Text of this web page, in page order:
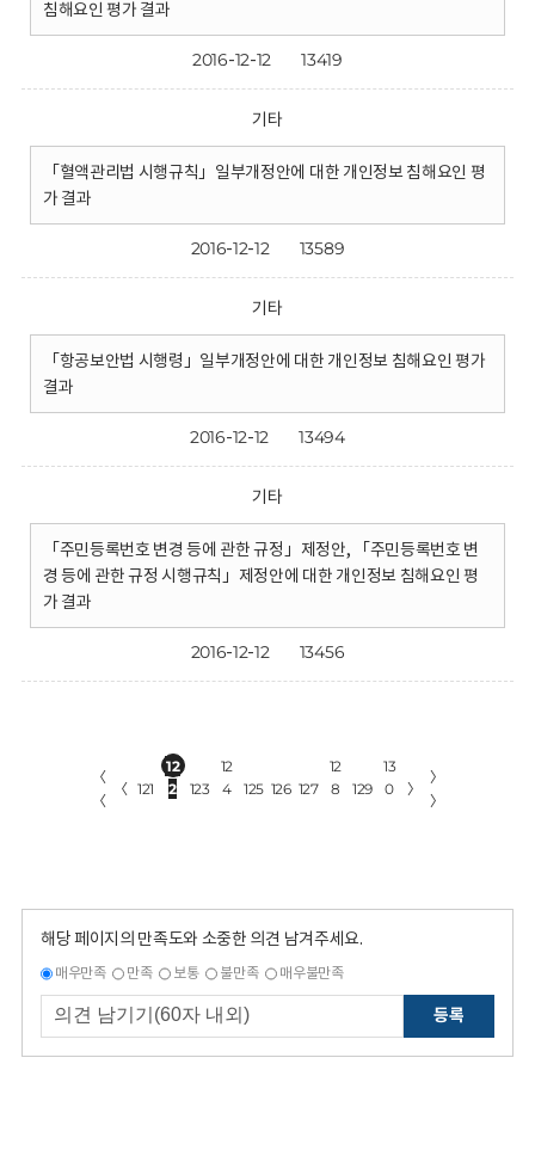
침해요인 평가 결과
2016-12-12 13419
기타
「혈액관리법 시행규칙」일부개정안에 대한 개인정보 침해요인 평
가 결과
2016-12-12 13589
기타
「항공보안법 시행령」일부개정안에 대한 개인정보 침해요인 평가
결과
2016-12-12 13494
기타
「주민등록번호 변경 등에 관한 규정」제정안, 「주민등록번호 변
경 등에 관한 규정 시행규칙」제정안에 대한 개인정보 침해요인 평
가 결과
2016-12-12 13456
〈
〈
〈 121
12
2
123
12
4
125 126 127
12
8
129
13
0
〉
〉
〉
해당 페이지의 만족도와 소중한 의견 남겨주세요.
매우만족 만족 보통 불만족 매우불만족
등록